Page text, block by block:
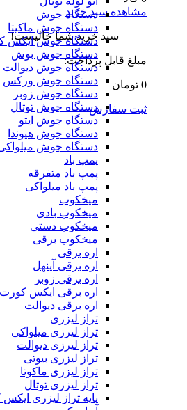
مشاهده سبد خرید
سبد خرید شما خالیست!
مبلغ قابل پرداخت:
0 تومان
ثبت سفارش
دستگاه جوش
دستگاه جوش ماکیتا
دستگاه جوش ایکس
دستگاه جوش بوش
دستگاه جوش دیوالت
دستگاه جوش ورکس
دستگاه جوش زوبر
دستگاه جوش توتال
دستگاه جوش ایتو
دستگاه جوش هیوندا
دستگاه جوش
پمپ باد
پمپ باد متفرقه
پمپ باد میلواکی
میخکوب
میخکوب بادی
میخکوب دستی
میخکوب برقی
اره برقی
اره برقی آینهل
اره برقی زوبر
اره برقی ایکس کورت
اره برقی دیوالت
تراز لیزری
تراز لیرزی میلواکی
تراز لیرزی دیوالت
تراز لیزری بیوتی
تراز لیزری ماکوتا
تراز لیزری توتال
پایه تراز لیزری